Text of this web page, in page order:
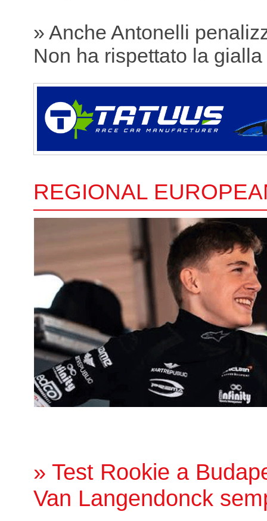
» Anche Antonelli
Non ha rispettato la gialla
REGIONAL
» Test Rookie a
Van Langendonck